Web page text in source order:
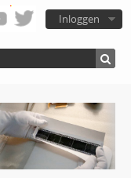
Inloggen